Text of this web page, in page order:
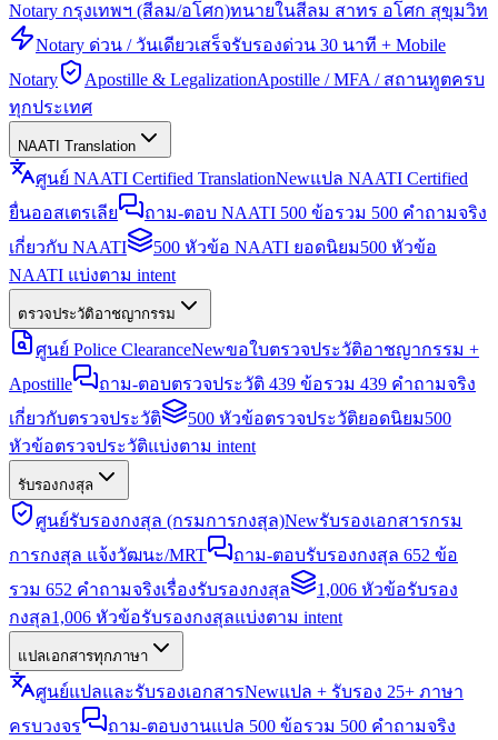
Notary กรุงเทพฯ (สีลม/อโศก)ทนายในสีลม สาทร อโศก สุขุมวิท
Notary ด่วน / วันเดียวเสร็จรับรองด่วน 30 นาที + Mobile
Notary
Apostille & LegalizationApostille / MFA / สถานทูตครบ
ทุกประเทศ
NAATI Translation
ศูนย์ NAATI Certified TranslationNewแปล NAATI Certified
ยื่นออสเตรเลีย
ถาม-ตอบ NAATI 500 ข้อรวม 500 คำถามจริง
เกี่ยวกับ NAATI
500 หัวข้อ NAATI ยอดนิยม500 หัวข้อ
NAATI แบ่งตาม intent
ตรวจประวัติอาชญากรรม
ศูนย์ Police ClearanceNewขอใบตรวจประวัติอาชญากรรม +
Apostille
ถาม-ตอบตรวจประวัติ 439 ข้อรวม 439 คำถามจริง
เกี่ยวกับตรวจประวัติ
500 หัวข้อตรวจประวัติยอดนิยม500
หัวข้อตรวจประวัติแบ่งตาม intent
รับรองกงสุล
ศูนย์รับรองกงสุล (กรมการกงสุล)Newรับรองเอกสารกรม
การกงสุล แจ้งวัฒนะ/MRT
ถาม-ตอบรับรองกงสุล 652 ข้อ
รวม 652 คำถามจริงเรื่องรับรองกงสุล
1,006 หัวข้อรับรอง
กงสุล1,006 หัวข้อรับรองกงสุลแบ่งตาม intent
แปลเอกสารทุกภาษา
ศูนย์แปลและรับรองเอกสารNewแปล + รับรอง 25+ ภาษา
ครบวงจร
ถาม-ตอบงานแปล 500 ข้อรวม 500 คำถามจริง